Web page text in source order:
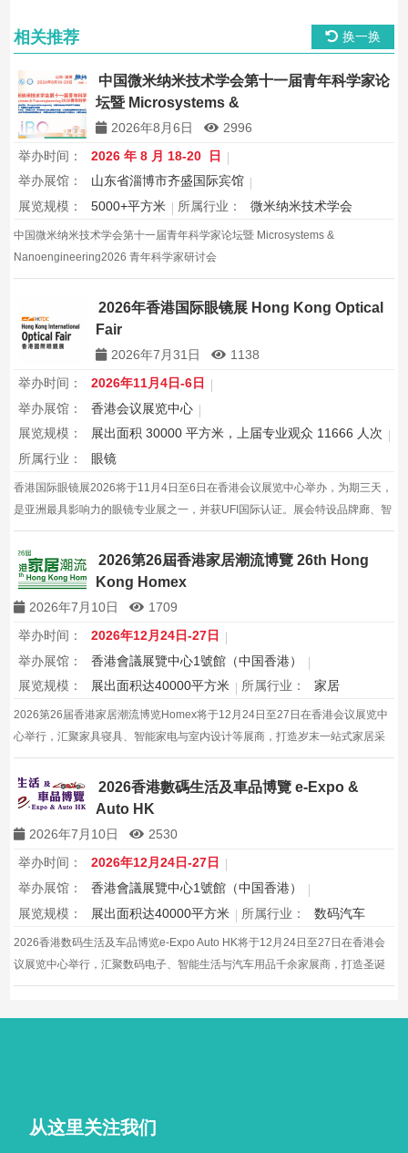
相关推荐 换一换
中国微米纳米技术学会第十一届青年科学家论
坛暨 Microsystems &
Nanoengineering2026 青年科学家研讨会
2026年8月6日
2996
举办时间：
2026 年 8 月 18-20 日
举办展馆：
山东省淄博市齐盛国际宾馆
展览规模：
5000+平方米 所属行业： 微米纳米技术学会
中国微米纳米技术学会第十一届青年科学家论坛暨 Microsystems &
Nanoengineering2026 青年科学家研讨会
2026年香港国际眼镜展 Hong Kong Optical
Fair
2026年7月31日
1138
举办时间：
2026年11月4日-6日
举办展馆：
香港会议展览中心
展览规模：
展出面积 30000 平方米，上届专业观众 11666 人次
所属行业：
眼镜
香港国际眼镜展2026将于11月4日至6日在香港会议展览中心举办，为期三天，
是亚洲最具影响力的眼镜专业展之一，并获UFI国际认证。展会特设品牌廊、智
能眼镜专区与多国展馆，汇聚全球视光产品供应商，并配套眼镜汇演与行业论
坛，为展商与买家创造高效的跨境商贸与合作机…
2026第26屆香港家居潮流博覽 26th Hong
Kong Homex
2026年7月10日
1709
举办时间：
2026年12月24日-27日
举办展馆：
香港會議展覽中心1號館（中国香港）
展览规模：
展出面积达40000平方米 所属行业： 家居
2026第26届香港家居潮流博览Homex将于12月24日至27日在香港会议展览中
心举行，汇聚家具寝具、智能家电与室内设计等展商，打造岁末一站式家居采
购与灵感盛会，欢迎本地家庭与海内外买家入场挑选心仪家居好物，共度温馨
节日购物季，感受设计之美。2026香港數碼生活及車品博覽 e-Expo &
Auto HK
2026年7月10日
2530
举办时间：
2026年12月24日-27日
举办展馆：
香港會議展覽中心1號館（中国香港）
展览规模：
展出面积达40000平方米 所属行业： 数码汽车
2026香港数码生活及车品博览e-Expo Auto HK将于12月24日至27日在香港会
议展览中心举行，汇聚数码电子、智能生活与汽车用品千余家展商，打造圣诞
黄金档科技车品一站式采购盛会，欢迎观众与买家到场体验交流，共赴年度科
从这里关注我们